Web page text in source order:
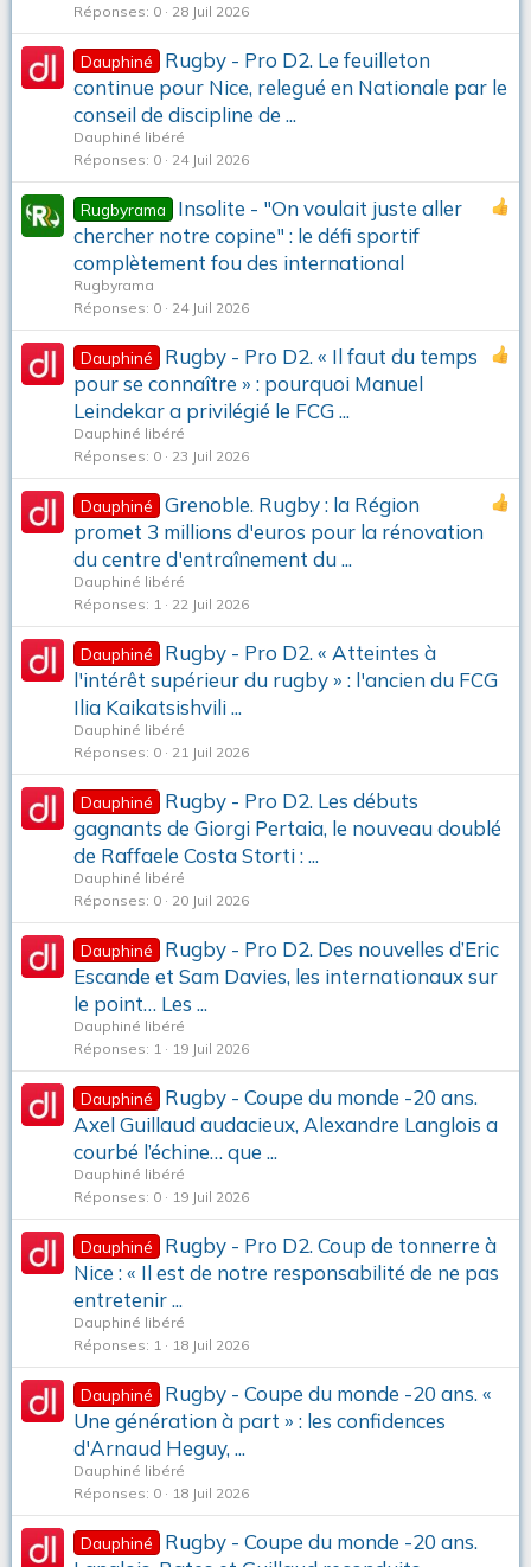
Réponses 0 28 Juil 2026
Dauphiné
Rugby - Pro D2. Le feuilleton
continue pour Nice, relegué en Nationale par le
conseil de discipline de ...
Dauphiné libéré
Réponses 0 24 Juil 2026
Rugbyrama
Insolite - "On voulait juste aller
chercher notre copine" : le défi sportif
complètement fou des international
Rugbyrama
Réponses 0 24 Juil 2026
Dauphiné
Rugby - Pro D2. « Il faut du temps
pour se connaître » : pourquoi Manuel
Leindekar a privilégié le FCG ...
Dauphiné libéré
Réponses 0 23 Juil 2026
Dauphiné
Grenoble. Rugby : la Région
promet 3 millions d'euros pour la rénovation
du centre d'entraînement du ...
Dauphiné libéré
Réponses 1 22 Juil 2026
Dauphiné
Rugby - Pro D2. « Atteintes à
l'intérêt supérieur du rugby » : l'ancien du FCG
Ilia Kaikatsishvili ...
Dauphiné libéré
Réponses 0 21 Juil 2026
Dauphiné
Rugby - Pro D2. Les débuts
gagnants de Giorgi Pertaia, le nouveau doublé
de Raffaele Costa Storti : ...
Dauphiné libéré
Réponses 0 20 Juil 2026
Dauphiné
Rugby - Pro D2. Des nouvelles d’Eric
Escande et Sam Davies, les internationaux sur
le point… Les ...
Dauphiné libéré
Réponses 1 19 Juil 2026
Dauphiné
Rugby - Coupe du monde -20 ans.
Axel Guillaud audacieux, Alexandre Langlois a
courbé l’échine… que ...
Dauphiné libéré
Réponses 0 19 Juil 2026
Dauphiné
Rugby - Pro D2. Coup de tonnerre à
Nice : « Il est de notre responsabilité de ne pas
entretenir ...
Dauphiné libéré
Réponses 1 18 Juil 2026
Dauphiné
Rugby - Coupe du monde -20 ans. «
Une génération à part » : les confidences
d'Arnaud Heguy, ...
Dauphiné libéré
Réponses 0 18 Juil 2026
Dauphiné
Rugby - Coupe du monde -20 ans.